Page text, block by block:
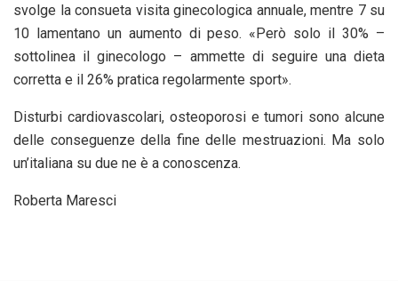
svolge la consueta visita ginecologica annuale, mentre 7 su
10 lamentano un aumento di peso. «Però solo il 30% –
sottolinea il ginecologo – ammette di seguire una dieta
corretta e il 26% pratica regolarmente sport».
Disturbi cardiovascolari, osteoporosi e tumori sono alcune
delle conseguenze della fine delle mestruazioni. Ma solo
un’italiana su due ne è a conoscenza.
Roberta Maresci